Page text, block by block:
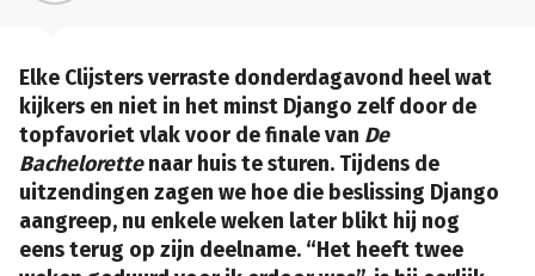
Elke Clijsters verraste donderdagavond heel wat
kijkers en niet in het minst Django zelf door de
topfavoriet vlak voor de finale van De
Bachelorettenaar huis te sturen. Tijdens de
uitzendingen zagen we hoe die beslissing Django
aangreep, nu enkele weken later blikt hij nog
eens terug op zijn deelname. “Het heeft twee